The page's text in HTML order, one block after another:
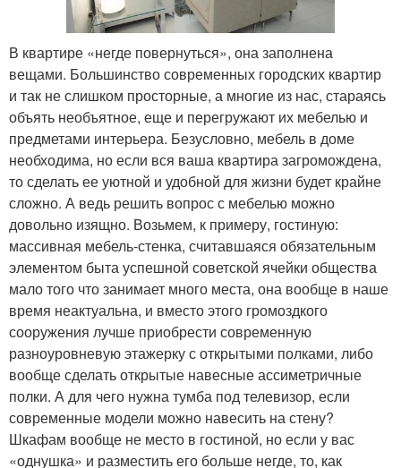
В квартире «негде повернуться», она заполнена
вещами. Большинство современных городских квартир
и так не слишком просторные, а многие из нас, стараясь
объять необъятное, еще и перегружают их мебелью и
предметами интерьера. Безусловно, мебель в доме
необходима, но если вся ваша квартира загромождена,
то сделать ее уютной и удобной для жизни будет крайне
сложно. А ведь решить вопрос с мебелью можно
довольно изящно. Возьмем, к примеру, гостиную:
массивная мебель-стенка, считавшаяся обязательным
элементом быта успешной советской ячейки общества
мало того что занимает много места, она вообще в наше
время неактуальна, и вместо этого громоздкого
сооружения лучше приобрести современную
разноуровневую этажерку с открытыми полками, либо
вообще сделать открытые навесные ассиметричные
полки. А для чего нужна тумба под телевизор, если
современные модели можно навесить на стену?
Шкафам вообще не место в гостиной, но если у вас
«однушка» и разместить его больше негде, то, как